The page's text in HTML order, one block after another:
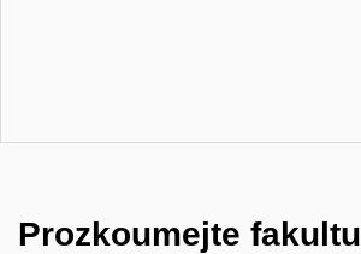
Prozkoumejte fakultu